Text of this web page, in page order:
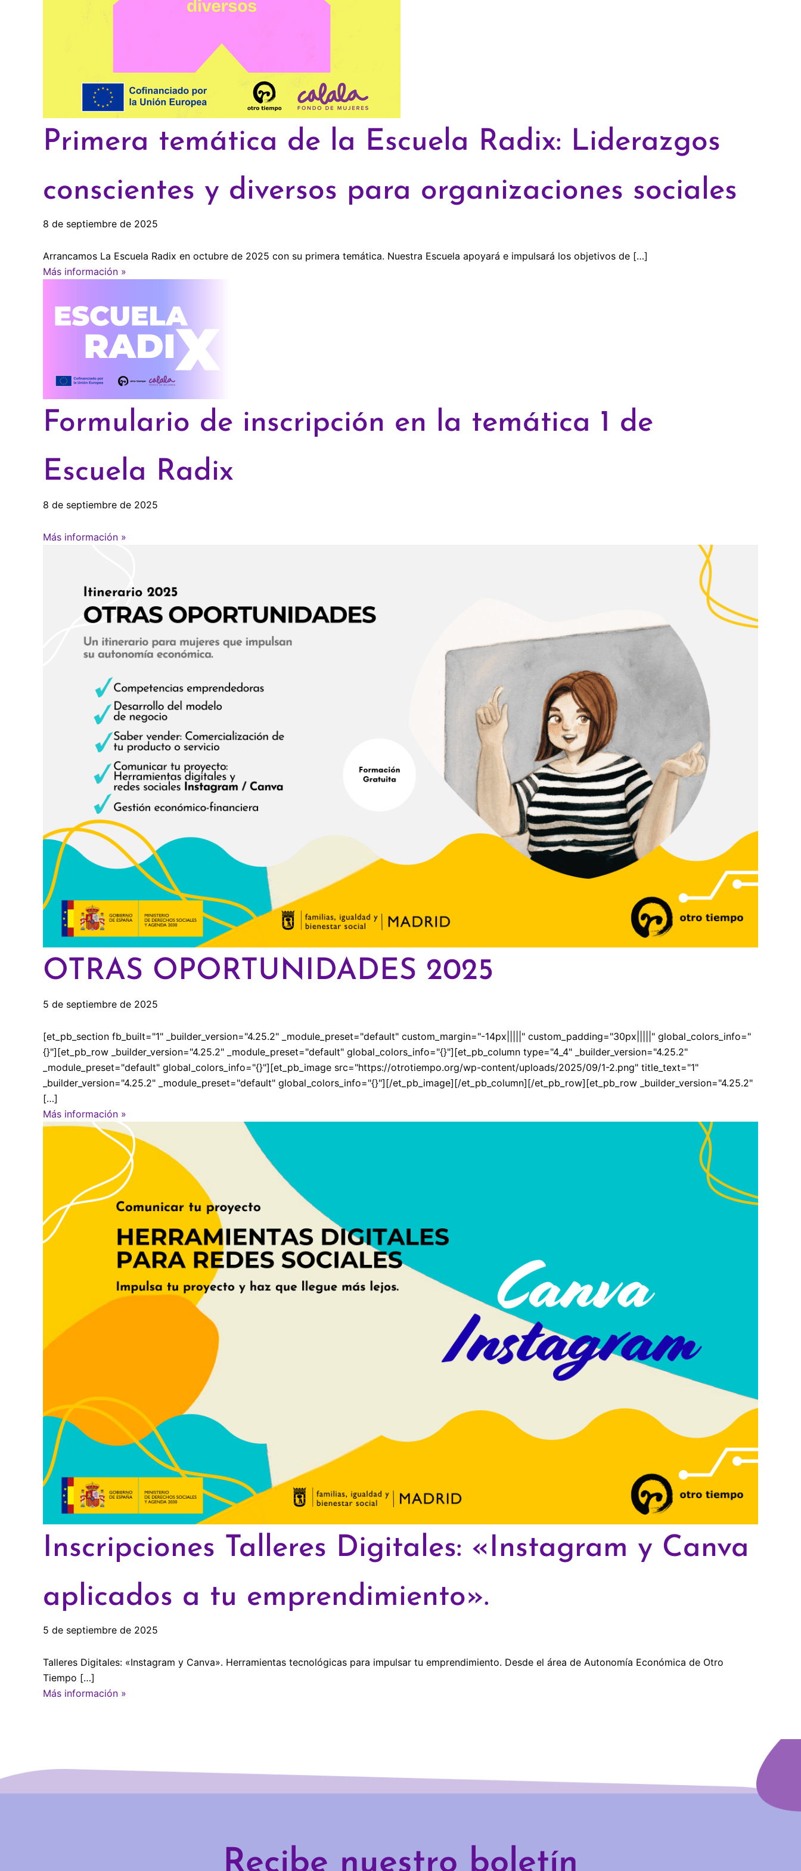
Primera temática de la Escuela Radix: Liderazgos
conscientes y diversos para organizaciones sociales
8 de septiembre de 2025
Arrancamos La Escuela Radix en octubre de 2025 con su primera temática. Nuestra Escuela apoyará e impulsará los objetivos de […]
Más información »
Formulario de inscripción en la temática 1 de
Escuela Radix
8 de septiembre de 2025
Más información »
OTRAS OPORTUNIDADES 2025
5 de septiembre de 2025
[et_pb_section fb_built="1" _builder_version="4.25.2" _module_preset="default" custom_margin="-14px|||||" custom_padding="30px|||||" global_colors_info="
{}"][et_pb_row _builder_version="4.25.2" _module_preset="default" global_colors_info="{}"][et_pb_column type="4_4" _builder_version="4.25.2"
_module_preset="default" global_colors_info="{}"][et_pb_image src="https://otrotiempo.org/wp-content/uploads/2025/09/1-2.png" title_text="1"
_builder_version="4.25.2" _module_preset="default" global_colors_info="{}"][/et_pb_image][/et_pb_column][/et_pb_row][et_pb_row _builder_version="4.25.2"
[…]
Más información »
Inscripciones Talleres Digitales: «Instagram y Canva
aplicados a tu emprendimiento».
5 de septiembre de 2025
Talleres Digitales: «Instagram y Canva». Herramientas tecnológicas para impulsar tu emprendimiento. Desde el área de Autonomía Económica de Otro
Tiempo […]
Más información »
Recibe nuestro boletín